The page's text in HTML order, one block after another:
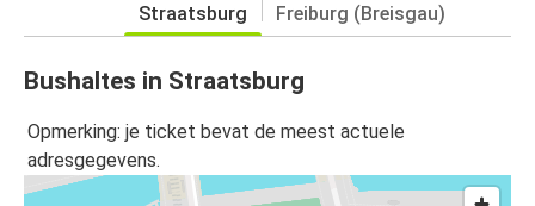
Straatsburg Freiburg (Breisgau)
Bushaltes in Straatsburg
Opmerking: je ticket bevat de meest actuele
adresgegevens.